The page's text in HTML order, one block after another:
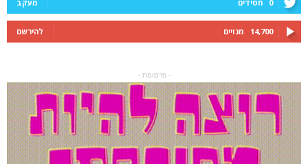
0 חסידים מעקב
14,700 מנויים להירשם
- פרסומת -